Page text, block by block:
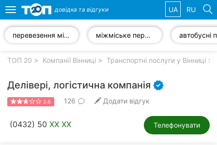
компанії
Toggle
navigation
довідка та відгуки UA RU
перевезення мінівеном міжміське перевезення
ТОП 20 Компанії Вінниці Транспортні послуги у Вінниці
Делівері, логістична компанія
2.6 126 Додати відгук
(0432) 50 XX XX Телефонувати